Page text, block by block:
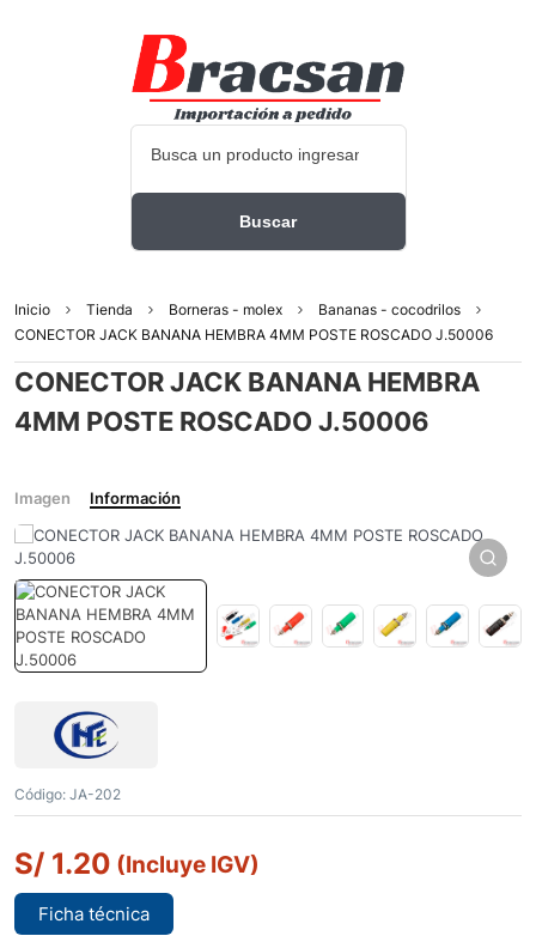
Inicio Tienda Borneras - molex
Bananas - cocodrilos
CONECTOR JACK BANANA HEMBRA 4MM POSTE ROSCADO J.50006
CONECTOR JACK BANANA HEMBRA
4MM POSTE ROSCADO J.50006
Imagen Información
Código: JA-202
S/ 1.20 (Incluye IGV)
Ficha técnica